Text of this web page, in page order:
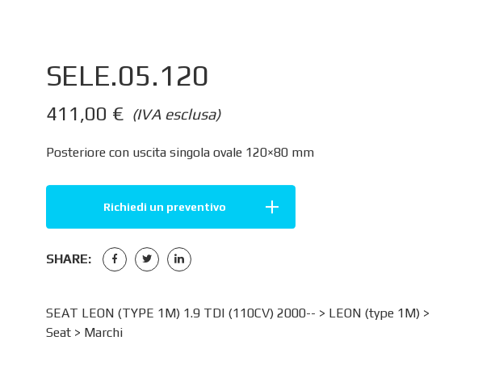
SELE.05.120
(IVA esclusa)
411,00 €
Posteriore con uscita singola ovale 120×80 mm
Richiedi un preventivo
SHARE:
SEAT LEON (TYPE 1M) 1.9 TDI (110CV) 2000-- > LEON (type 1M)>
Seat> Marchi